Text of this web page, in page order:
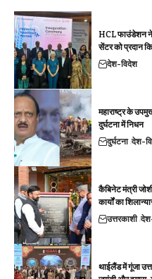
HCL फाउंडेशन ने
सेंटर को प्रदान
देश-विदेश
महाराष्ट्र के
दुर्घटना में निधन
दुर्घटना देश-
कैबिनेट मंत्री
कार्यों का
उत्तरकाशी
थाईलैंड में गूंजा